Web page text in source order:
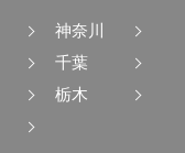
神奈川
千葉
栃木